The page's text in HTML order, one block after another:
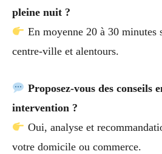
pleine nuit ?
En moyenne 20 à 30 minutes
centre-ville et alentours.
Proposez-vous des conseils
intervention ?
Oui, analyse et
votre domicile ou commerce.